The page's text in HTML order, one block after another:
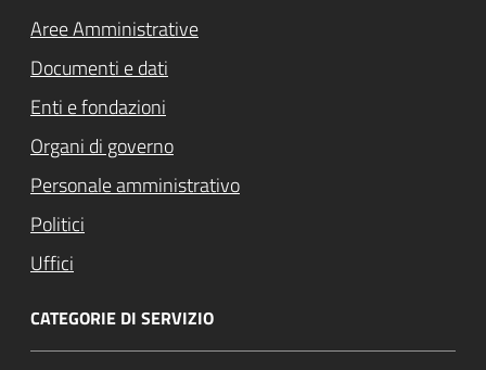
Aree Amministrative
Documenti e dati
Enti e fondazioni
Organi di governo
Personale amministrativo
Politici
Uffici
CATEGORIE DI SERVIZIO